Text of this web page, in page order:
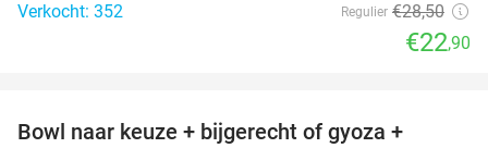
Verkocht: 352 Regulier €28,50
€22,90
Bowl naar keuze + bijgerecht of gyoza +